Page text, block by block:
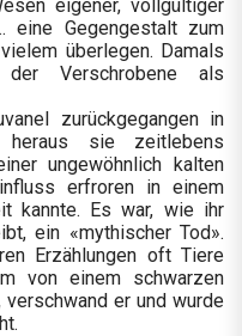
eigener, vollgültiger
eine Gegengestalt zum
überlegen. Damals
Verschrobene als
zurückgegangen in
sie zeitlebens
ungewöhnlich kalten
erfroren in einem
kannte. Es war, wie ihr
ein «mythischer Tod».
Erzählungen oft Tiere
von einem schwarzen
er und wurde